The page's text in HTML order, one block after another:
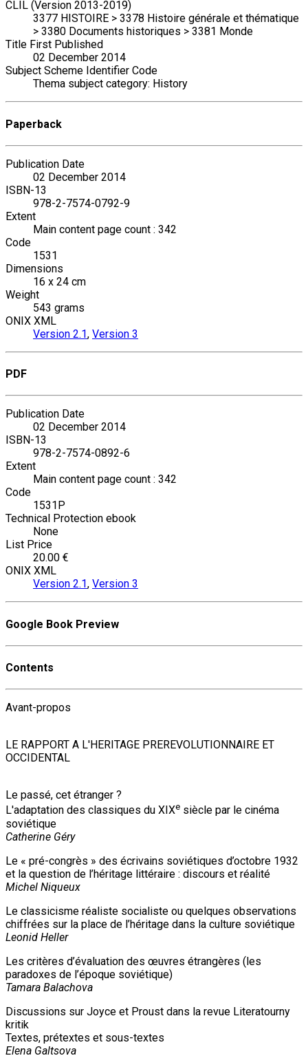
CLIL (Version 2013-2019)
3377 HISTOIRE > 3378 Histoire générale et thématique
> 3380 Documents historiques > 3381 Monde
Title First Published
02 December 2014
Subject Scheme Identifier Code
Thema subject category: History
Paperback
Publication Date
02 December 2014
ISBN-13
978-2-7574-0792-9
Extent
Main content page count : 342
Code
1531
Dimensions
16 x 24 cm
Weight
543 grams
ONIX XML
Version 2.1, Version 3
PDF
Publication Date
02 December 2014
ISBN-13
978-2-7574-0892-6
Extent
Main content page count : 342
Code
1531P
Technical Protection ebook
None
List Price
20.00 €
ONIX XML
Version 2.1, Version 3
Google Book Preview
Contents
Avant-propos
LE RAPPORT A L'HERITAGE PREREVOLUTIONNAIRE ET
OCCIDENTAL
Le passé, cet étranger ?
L'adaptation des classiques du XIXe siècle par le cinéma
soviétique
Catherine Géry
Le « pré-congrès » des écrivains soviétiques d’octobre 1932
et la question de l’héritage littéraire : discours et réalité
Michel Niqueux
Le classicisme réaliste socialiste ou quelques observations
chiffrées sur la place de l’héritage dans la culture soviétique
Leonid Heller
Les critères d’évaluation des œuvres étrangères (les
paradoxes de l’époque soviétique)
Tamara Balachova
Discussions sur Joyce et Proust dans la revue Literatourny
kritik
Textes, prétextes et sous-textes
Elena Galtsova